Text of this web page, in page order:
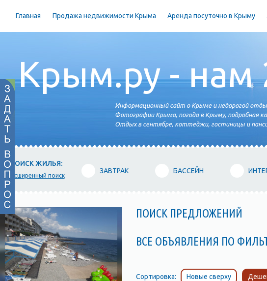
Главная Продажа недвижимости Крыма Аренда посуточно в Крыму
Крым.ру - нам
Информационный сайт о Крыме и недорогой
Фотографии Крыма, погода в Крыму, подробная
Отдых в сентябре, коттеджи, гостиницы и
ПОИСК ЖИЛЬЯ:
расширенный поиск
ЗАВТРАК БАССЕЙН
ПОИСК ПРЕДЛОЖЕНИЙ
ВСЕ ОБЪЯВЛЕНИЯ ПО
Сортировка: Новые сверху